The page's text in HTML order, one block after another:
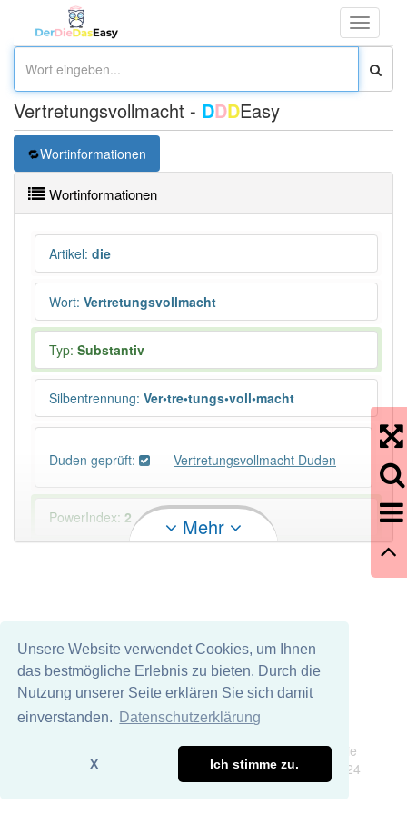
Unsere Website verwendet Cookies, um Ihnen
das bestmögliche Erlebnis zu bieten. Durch die
Nutzung unserer Seite erklären Sie sich damit
einverstanden.
Datenschutzerklärung
X Ich stimme zu.
Toggle
Vertretungsvollmacht - DDDEasy
Wortinformationen
Wortinformationen
Artikel: die
Wort: Vertretungsvollmacht
Typ: Substantiv
Silbentrennung: Ver•tre•tungs•voll•macht
Duden geprüft: Vertretungsvollmacht Duden
PowerIndex: 2
Wörter mit Endung -vertretungsvollmacht
aber mit
einem anderen Artikeldie: 0
90% unserer Spielapp-Nutzer haben den Artikel
Mehr
Wir übernehmen keine Garantie und keine Haftung für die
Richtigkeit und Vollständigkeit dieser Seite. DDDEasy 2024